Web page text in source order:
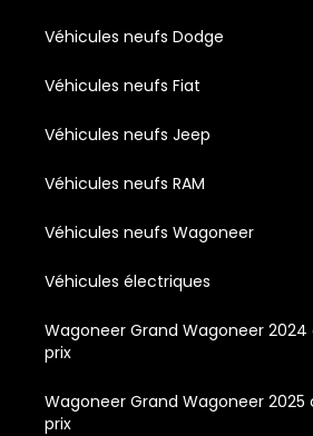
Véhicules neufs Dodge
Véhicules neufs Fiat
Véhicules neufs Jeep
Véhicules neufs RAM
Véhicules neufs Wagoneer
Véhicules électriques
Wagoneer Grand Wagoneer
prix
Wagoneer Grand Wagoneer
prix